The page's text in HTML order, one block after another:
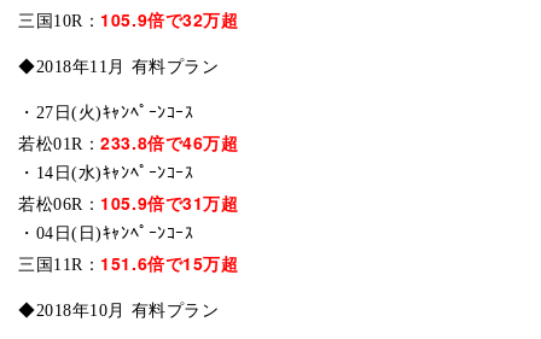
三国10R： 105.9倍で32万超
◆2018年11月 有料プラン
・27日(火)ｷｬﾝﾍﾟｰﾝｺｰｽ
若松01R：233.8倍で46万超
・14日(水)ｷｬﾝﾍﾟｰﾝｺｰｽ
若松06R： 105.9倍で31万超
・04日(日)ｷｬﾝﾍﾟｰﾝｺｰｽ
三国11R： 151.6倍で15万超
◆2018年10月 有料プラン